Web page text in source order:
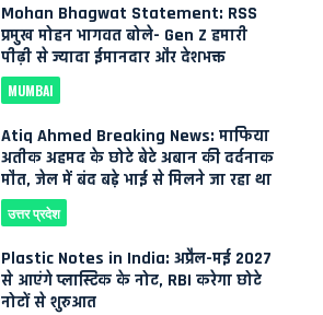
Mohan Bhagwat Statement: RSS
प्रमुख मोहन भागवत बोले- Gen Z हमारी
पीढ़ी से ज्यादा ईमानदार और देशभक्त
MUMBAI
Atiq Ahmed Breaking News: माफिया
अतीक अहमद के छोटे बेटे अबान की दर्दनाक
मौत, जेल में बंद बड़े भाई से मिलने जा रहा था
उत्तर प्रदेश
Plastic Notes in India: अप्रैल-मई 2027
से आएंगे प्लास्टिक के नोट, RBI करेगा छोटे
नोटों से शुरुआत